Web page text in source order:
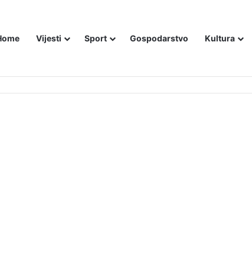
Vijesti Sport Gospodarstvo Kultura